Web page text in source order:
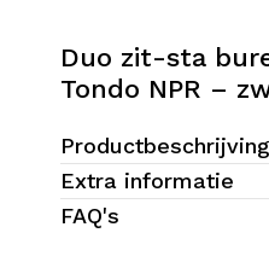
Duo zit-sta
Tondo NPR –
Productbeschrijving
Extra informatie
FAQ's